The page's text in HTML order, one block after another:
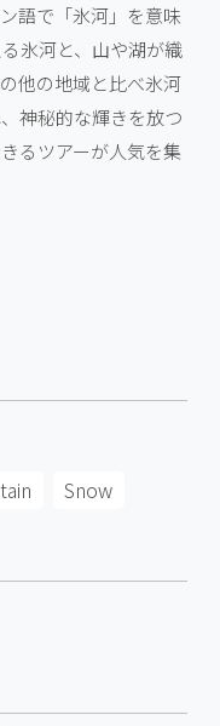
語で「氷河」を意味
氷河と、山や湖が織
他の地域と比べ氷河
神秘的な輝きを放つ
るツアーが人気を集
Snow